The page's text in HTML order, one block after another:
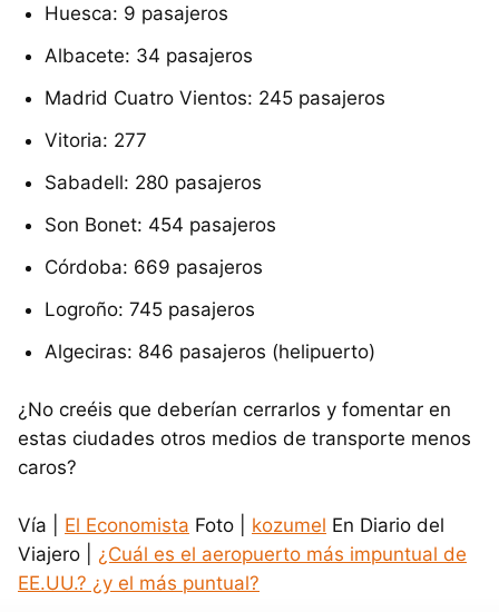
Huesca: 9 pasajeros
Albacete: 34 pasajeros
Madrid Cuatro Vientos: 245 pasajeros
Vitoria: 277
Sabadell: 280 pasajeros
Son Bonet: 454 pasajeros
Córdoba: 669 pasajeros
Logroño: 745 pasajeros
Algeciras: 846 pasajeros (helipuerto)
¿No creéis que deberían cerrarlos y fomentar en
estas ciudades otros medios de transporte menos
caros?
Vía | El Economista Foto | kozumel En Diario del
Viajero | ¿Cuál es el aeropuerto más impuntual de
EE.UU.? ¿y el más puntual?